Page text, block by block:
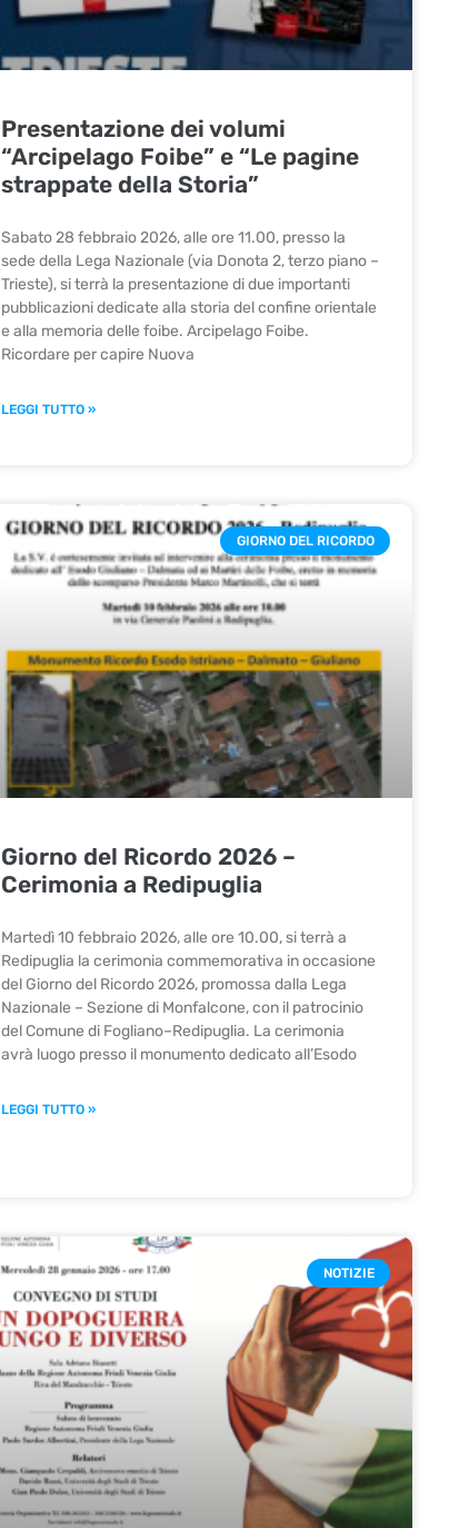
Presentazione dei volumi
“Arcipelago Foibe” e “Le pagine
strappate della Storia”
Sabato 28 febbraio 2026, alle ore 11.00, presso la
sede della Lega Nazionale (via Donota 2, terzo piano –
Trieste), si terrà la presentazione di due importanti
pubblicazioni dedicate alla storia del confine orientale
e alla memoria delle foibe. Arcipelago Foibe.
Ricordare per capire Nuova
LEGGI TUTTO »
GIORNO DEL RICORDO
Giorno del Ricordo 2026 –
Cerimonia a Redipuglia
Martedì 10 febbraio 2026, alle ore 10.00, si terrà a
Redipuglia la cerimonia commemorativa in occasione
del Giorno del Ricordo 2026, promossa dalla Lega
Nazionale – Sezione di Monfalcone, con il patrocinio
del Comune di Fogliano–Redipuglia. La cerimonia
avrà luogo presso il monumento dedicato all’Esodo
LEGGI TUTTO »
NOTIZIE